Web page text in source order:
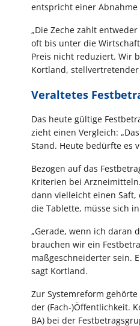
entspricht einer Abnahme
„Die Zeche zahlt
oft bis unter die
Preis nicht reduziert. Wir
Kortland,
Veraltetes
Das heute gültige
zieht einen Vergleich:
Stand. Heute bedürfte es
Bezogen auf das
Kriterien bei
dann vielleicht einen
die Tablette, müsse sich
„Gerade, wenn ich daran
brauchen wir ein
maßgeschneiderter sein.
sagt Kortland.
Zur Systemreform
der (Fach-)Öffentlichkeit.
BA) bei der